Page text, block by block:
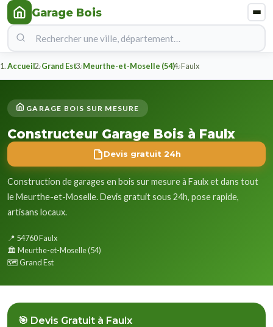
Garage Bois
Accueil Grand Est Meurthe-et-Moselle (54) Faulx
GARAGE BOIS SUR MESURE
Constructeur Garage Bois à Faulx
Devis gratuit 24h
Construction de garages en bois sur mesure à Faulx et dans tout
le Meurthe-et-Moselle. Devis gratuit sous 24h, pose rapide,
artisans locaux.
📍 54760 Faulx
🏛️ Meurthe-et-Moselle (54)
🗺️ Grand Est
🎯 Devis Gratuit à Faulx